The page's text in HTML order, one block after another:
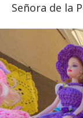
Señora de la